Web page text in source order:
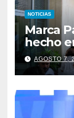
NOTICIAS
Marca
hecho
AGOSTO 7,